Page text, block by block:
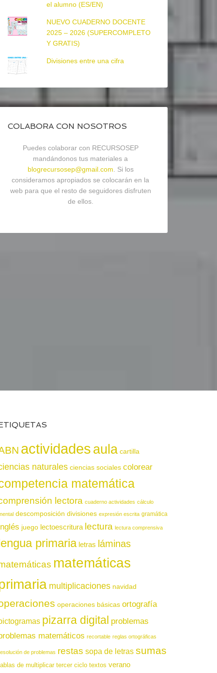
el alumno (ES/EN)
NUEVO CUADERNO DOCENTE
2025 – 2026 (SUPERCOMPLETO
Y GRATIS)
Divisiones entre una cifra
COLABORA CON NOSOTROS
Puedes colaborar con RECURSOSEP
mandándonos tus materiales a
blogrecursosep@gmail.com . Si los
consideramos apropiados se colocarán en la
web para que el resto de seguidores disfruten
de ellos.
actividadesaula cartilla
naturales ciencias sociales colorear
matemática
lectora cuaderno actividades cálculo
descomposición divisiones expresión escrita gramática
juego lectoescritura lectura lectura comprensiva
primaria letras láminas
matemáticas
multiplicaciones navidad
operaciones básicas ortografía
pizarra digital problemas
matemáticos recortable reglas ortográficas
de problemas restas sopa de letras sumas
de multiplicar tercer ciclo textos verano